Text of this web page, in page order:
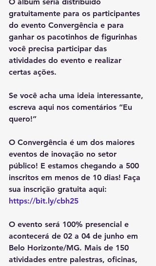
gratuitamente para os participantes
do evento Convergência e para
ganhar os pacotinhos de figurinhas
você precisa participar das
atividades do evento e realizar
certas ações.
Se você acha uma ideia interessante,
escreva aqui nos comentários “Eu
quero!”
O Convergência é um dos maiores
eventos de inovação no setor
público! E estamos chegando a 500
inscritos em menos de 10 dias! Faça
sua inscrição gratuita aqui:
https://bit.ly/cbh25
O evento será 100% presencial e
acontecerá de 02 a 04 de junho em
Belo Horizonte/MG. Mais de 150
atividades entre palestras, oficinas,